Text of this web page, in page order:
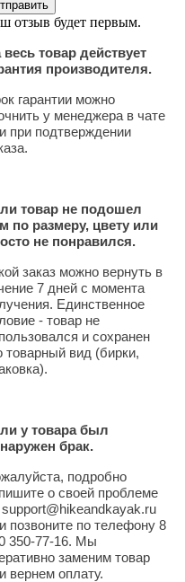
отзыв будет первым.
весь товар действует
производителя.
гарантии можно
у менеджера в чате
при подтверждении
товар не подошел
по размеру, цвету или
не понравился.
заказ можно вернуть в
7 дней с момента
Единственное
- товар не
и сохранен
товарный вид (бирки,
у товара был
брак.
подробно
о своей проблеме
support@hikeandkayak.ru
позвоните по телефону 8
350-77-16. Мы
заменим товар
вернем оплату.